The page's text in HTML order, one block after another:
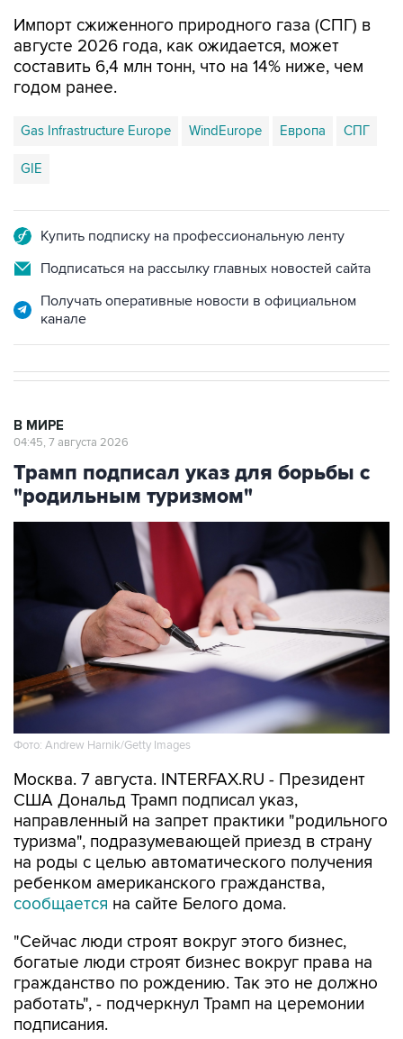
Импорт сжиженного природного газа (СПГ) в
августе 2026 года, как ожидается, может
составить 6,4 млн тонн, что на 14% ниже, чем
годом ранее.
Gas Infrastructure Europe WindEurope Европа СПГ
GIE
Купить подписку на профессиональную ленту
Подписаться на рассылку главных новостей сайта
Получать оперативные новости в официальном
канале
В МИРЕ
04:45, 7 августа 2026
Трамп подписал указ для борьбы с
"родильным туризмом"
Фото: Andrew Harnik/Getty Images
Москва. 7 августа. INTERFAX.RU - Президент
США Дональд Трамп подписал указ,
направленный на запрет практики "родильного
туризма", подразумевающей приезд в страну
на роды с целью автоматического получения
ребенком американского гражданства,
сообщается на сайте Белого дома.
"Сейчас люди строят вокруг этого бизнес,
богатые люди строят бизнес вокруг права на
гражданство по рождению. Так это не должно
работать", - подчеркнул Трамп на церемонии
подписания.